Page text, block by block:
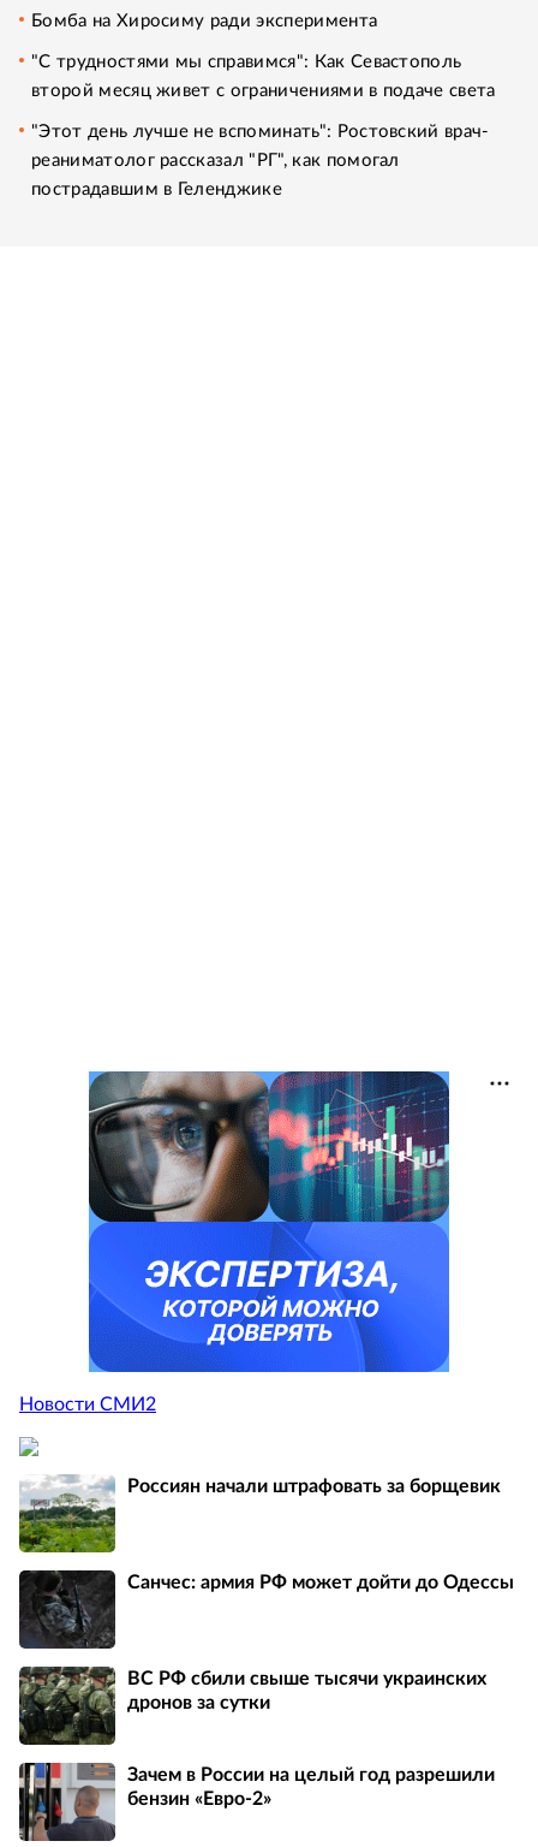
Бомба на Хиросиму ради эксперимента
"С трудностями мы справимся": Как Севастополь
второй месяц живет с ограничениями в подаче света
"Этот день лучше не вспоминать": Ростовский врач-
реаниматолог рассказал "РГ", как помогал
пострадавшим в Геленджике
Новости СМИ2
Россиян начали штрафовать за борщевик
Санчес: армия РФ может дойти до Одессы
ВС РФ сбили свыше тысячи украинских
дронов за сутки
Зачем в России на целый год разрешили
бензин «Евро-2»